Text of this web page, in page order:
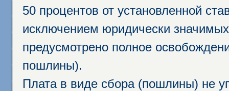
50 процентов от установленной
исключением юридически
предусмотрено полное
пошлины).
Плата в виде сбора (пошлины) не